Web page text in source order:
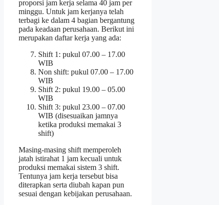
proporsi jam kerja selama 40 jam per
minggu. Untuk jam kerjanya telah
terbagi ke dalam 4 bagian bergantung
pada keadaan perusahaan. Berikut ini
merupakan daftar kerja yang ada:
Shift 1: pukul 07.00 – 17.00
WIB
Non shift: pukul 07.00 – 17.00
WIB
Shift 2: pukul 19.00 – 05.00
WIB
Shift 3: pukul 23.00 – 07.00
WIB (disesuaikan jamnya
ketika produksi memakai 3
shift)
Masing-masing shift memperoleh
jatah istirahat 1 jam kecuali untuk
produksi memakai sistem 3 shift.
Tentunya jam kerja tersebut bisa
diterapkan serta diubah kapan pun
sesuai dengan kebijakan perusahaan.